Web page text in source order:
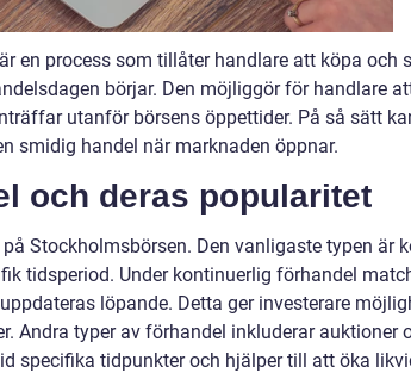
en process som tillåter handlare att köpa och
börjar. Den möjliggör för handlare
utanför börsens öppettider. På så sätt
smidig handel när marknaden öppnar.
och deras popularitet
Stockholmsbörsen. Den vanligaste typen är
tidsperiod. Under kontinuerlig förhandel
löpande. Detta ger investerare
Andra typer av förhandel inkluderar auktioner
specifika tidpunkter och hjälper till att öka